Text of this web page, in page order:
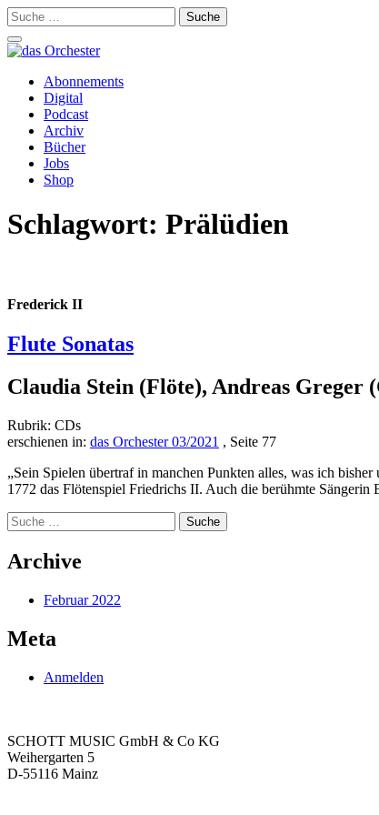
Suche
nach:
Schalte
Navigation
Zum
Inhalt
springen
Abonnements
Digital
Podcast
Archiv
Bücher
Jobs
Shop
Schlagwort: Prälüdien
Frederick II
Flute Sonatas
Claudia Stein (Flöte), Andreas
Rubrik: CDs
erschienen in: das Orchester 03/2021 , Seite 77
„Sein Spielen übertraf in manchen Punkten alles, was ich
1772 das Flö­tenspiel Friedrichs II. Auch die berühmte
Suche
nach:
Archive
Februar 2022
Meta
Anmelden
SCHOTT MUSIC GmbH & Co KG
Weihergarten 5
D-55116 Mainz